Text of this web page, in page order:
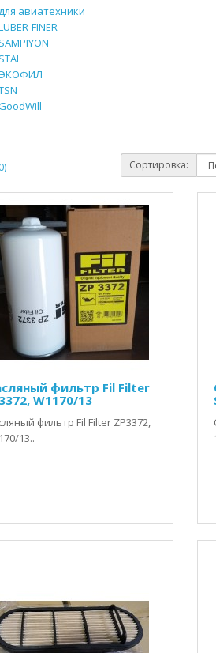
авиатехники
FINER
SAMPIYON
STAL
ЭКОФИЛ
Сортировка:
фильтр Fil Filter
W1170/13
фильтр Fil Filter ZP3372,
13..